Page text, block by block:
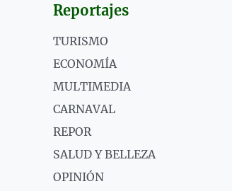
Reportajes
TURISMO
ECONOMÍA
MULTIMEDIA
CARNAVAL
REPOR
SALUD Y BELLEZA
OPINIÓN